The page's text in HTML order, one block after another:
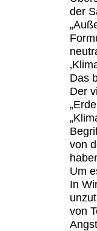
der
Das
Der
von
Um
In
von